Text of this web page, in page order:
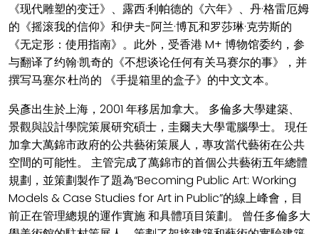
《现代雕塑的变迁》、露西·利帕德的《六年》、丹·格雷厄姆
的《摇滚我的信仰》和伊夫-阿兰·博瓦和罗莎琳·克劳斯的
《无定形：使用指南》。此外，受香港 M+ 博物馆委约，参
与翻译了约翰·凯奇的《不想谈论任何有关马赛尔的事》，并
撰写马塞尔·杜尚的 《手提箱里的盒子》的中文文本。
吳彥出生於上海，2001 年移居加拿大。 多倫多大學建築、
景觀與設計學院策展研究碩士，圭爾夫大學電腦學士。 現任
加拿大萬錦市政府的公共藝術策展人，專攻當代藝術在公共
空間的可能性。 主管完成了萬錦市的首個公共藝術五年總體
規劃，並策劃製作了題為“Becoming Public Art: Working
Models & Case Studies for Art in Public”的線上峰會，目
前正在管理總規的運作實施 和具體項目策劃。 曾任多倫多大